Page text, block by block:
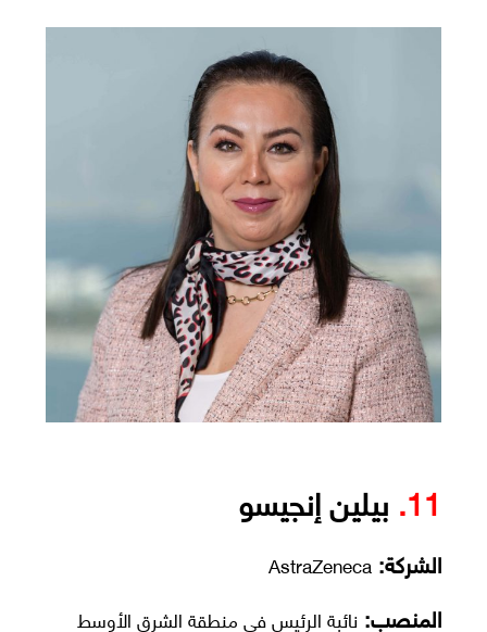
11. بيلين إنجيسو
الشركة:AstraZeneca
المنصب: نائبة الرئيس في منطقة الشرق الأوسط